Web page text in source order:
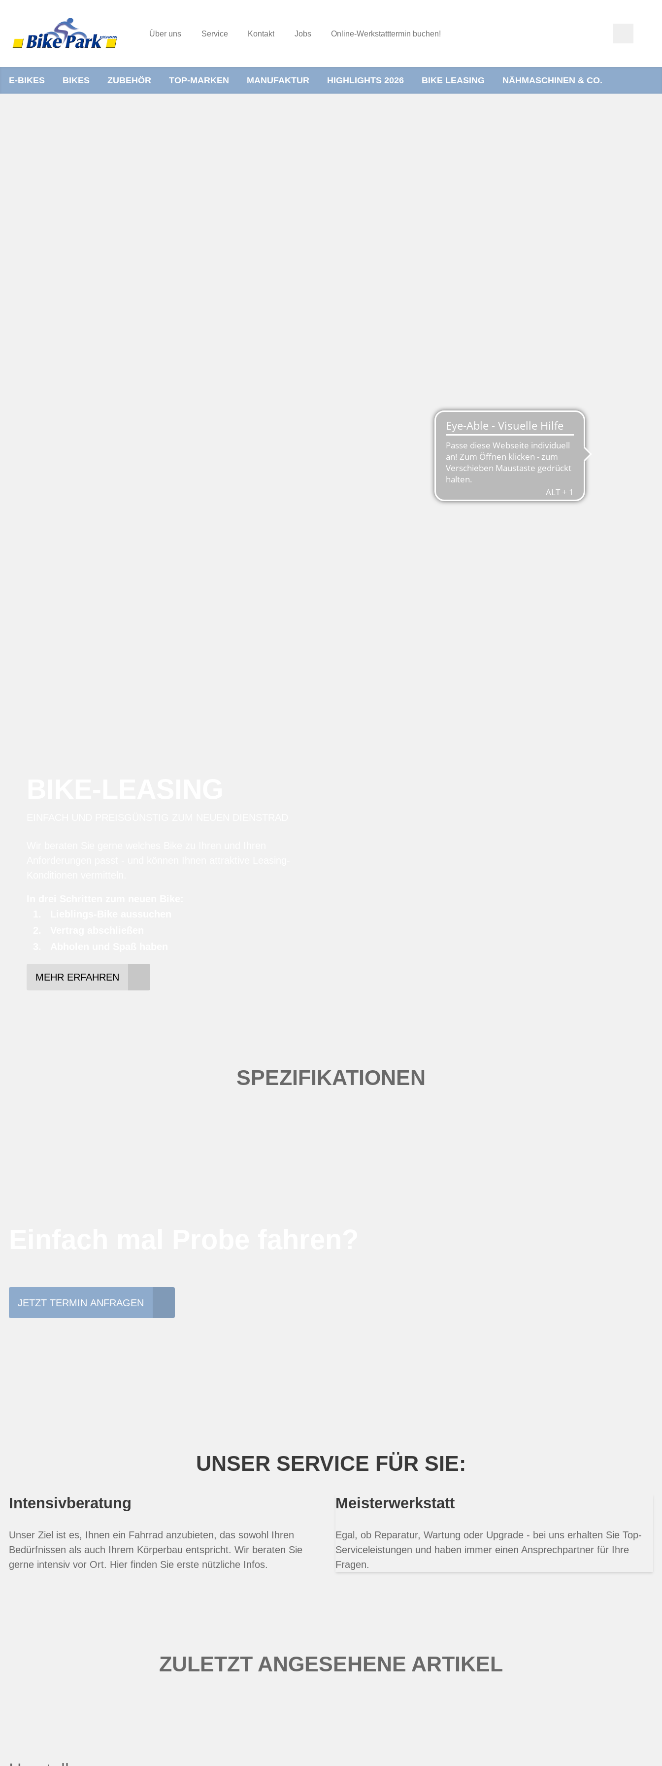
Über uns Service Kontakt Jobs Online-Werkstatttermin buchen!
E-BIKES BIKES ZUBEHÖR TOP-MARKEN MANUFAKTUR HIGHLIGHTS 2026 BIKE LEASING NÄHMASCHINEN & CO.
MEHR ERFAHREN
SPEZIFIKATIONEN
JETZT TERMIN ANFRAGEN
UNSER SERVICE FÜR SIE:
Intensivberatung
Unser Ziel ist es, Ihnen ein Fahrrad anzubieten, das sowohl Ihren
Bedürfnissen als auch Ihrem Körperbau entspricht. Wir beraten Sie
gerne intensiv vor Ort. Hier finden Sie erste nützliche Infos.
Meisterwerkstatt
Egal, ob Reparatur, Wartung oder Upgrade - bei uns erhalten Sie Top-
Serviceleistungen und haben immer einen Ansprechpartner für Ihre
Fragen.
ZULETZT ANGESEHENE ARTIKEL